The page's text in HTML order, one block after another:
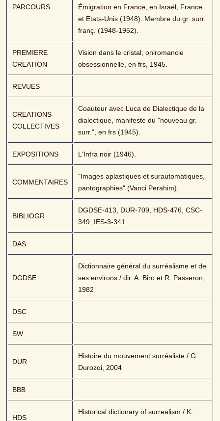
PARCOURS
Émigration en France, en Israël, France
et Etats-Unis (1948). Membre du gr. surr.
franç. (1948-1952).
PREMIERE
CREATION
Vision dans le cristal, oniromancie
obsessionnelle, en frs, 1945.
REVUES
CREATIONS
COLLECTIVES
Coauteur avec Luca de Dialectique de la
dialectique, manifeste du "nouveau gr.
surr.”, en frs (1945).
EXPOSITIONS L'Infra noir (1946).
COMMENTAIRES
"Images aplastiques et surautomatiques,
pantographies" (Vanci Perahim).
BIBLIOGR
DGDSE-413, DUR-709, HDS-476, CSC-
349, IES-3-341
DAS
DGDSE
Dictionnaire général du surréalisme et de
ses environs / dir. A. Biro et R. Passeron,
1982
DSC
SW
DUR
Histoire du mouvement surréaliste / G.
Durozoi, 2004
BBB
HDS
Historical dictionary of surrealism / K.